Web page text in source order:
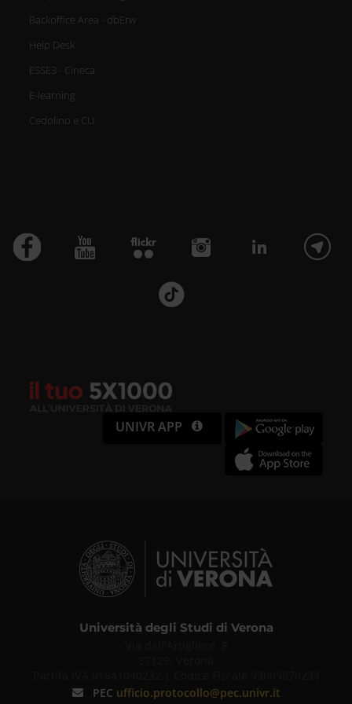
Backoffice Area - dbErw
Help Desk
ESSE3 - Cineca
E-learning
Cedolino e CU
UNIVR APP
Università degli Studi di Verona
PEC ufficio.protocollo@pec.univr.it